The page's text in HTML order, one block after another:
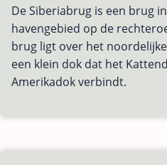
Siberiabrug
De Siberiabrug is een brug
havengebied op de
brug ligt over het
een klein dok dat het
Amerikadok verbindt.